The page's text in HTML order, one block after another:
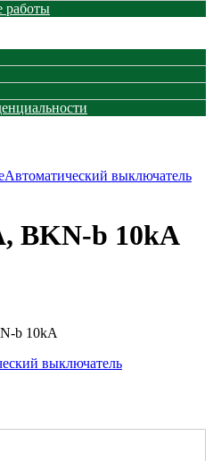
работы
Автоматический выключатель
BKN-b 10kA
b 10kA
выключатель